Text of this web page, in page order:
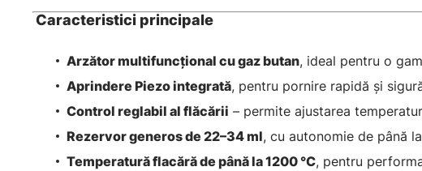
Caracteristici principale
Arzător multifuncțional cu gaz butan, ideal pentru o
Aprindere Piezo integrată, pentru pornire rapidă și
Control reglabil al flăcării – permite ajustarea
Rezervor generos de 22–34 ml, cu autonomie de până
Temperatură flacără de până la 1200 °C, pentru